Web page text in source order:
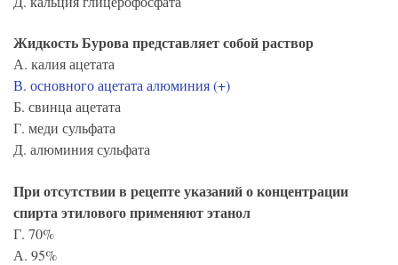
Жидкость Бурова представляет собой раствор
А. калия ацетата
В. основного ацетата алюминия (+)
Б. свинца ацетата
Г. меди сульфата
Д. алюминия сульфата
При отсутствии в рецепте указаний о концентрации
спирта этилового применяют этанол
Г. 70%
А. 95%